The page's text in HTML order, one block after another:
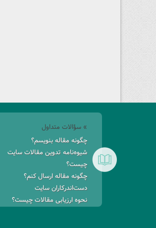
» سؤالات متداول
چگونه مقاله بنویسم؟
شیوه‌نامه تدوین مقالات سایت
چیست؟
چگونه مقاله ارسال کنم؟
دست‌اندرکاران سایت
نحوه ارزیابی مقالات چیست؟